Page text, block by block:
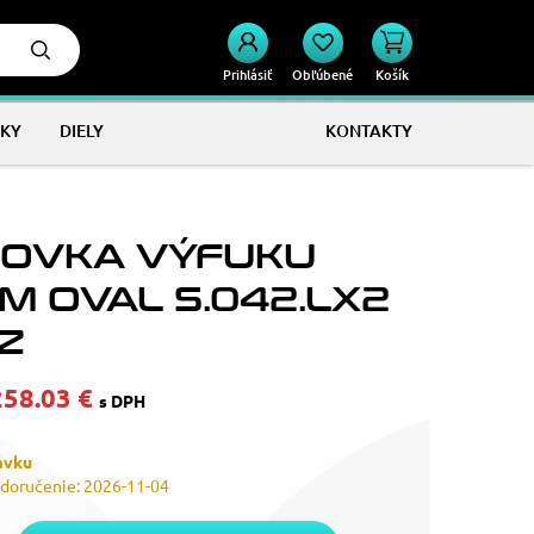
Prihlásiť Obľúbené Košík
DIELY KONTAKTY
VÝFUKU
OVAL S.042.LX2
€ s DPH
2026-11-04